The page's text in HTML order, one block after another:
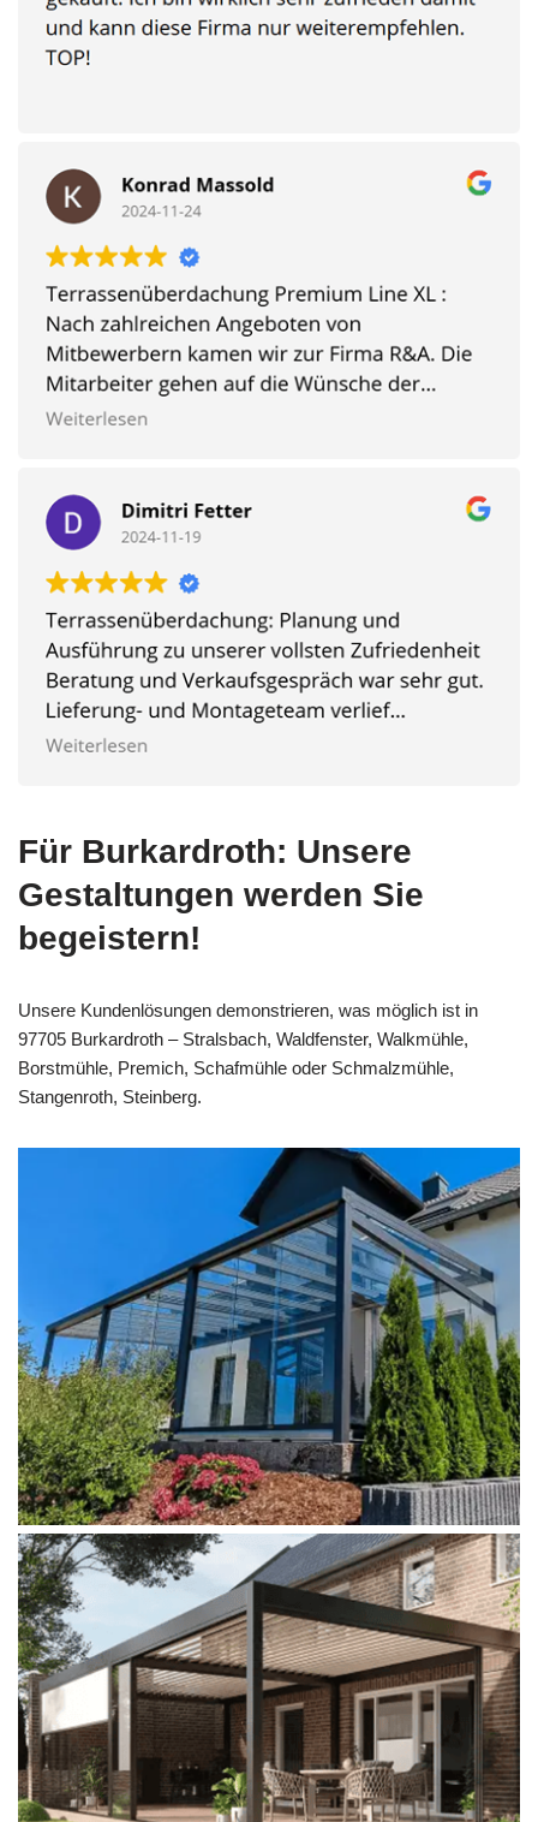
Für Burkardroth: Unsere
Gestaltungen werden Sie
begeistern!
Unsere Kundenlösungen demonstrieren, was möglich ist in
97705 Burkardroth – Stralsbach, Waldfenster, Walkmühle,
Borstmühle, Premich, Schafmühle oder Schmalzmühle,
Stangenroth, Steinberg.